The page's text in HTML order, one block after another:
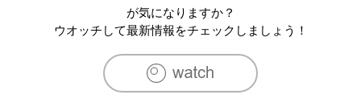
が気になりますか？
ウオッチして最新情報をチェックしましょう！